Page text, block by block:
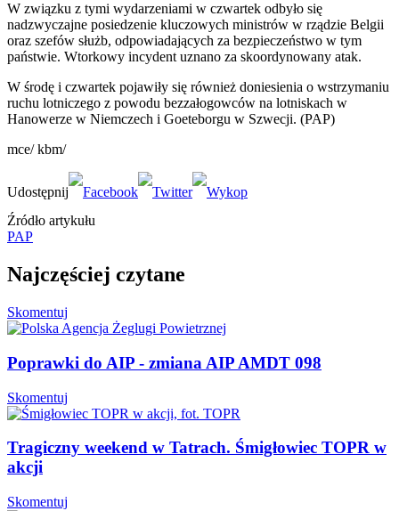
W związku z tymi wydarzeniami w czwartek odbyło się
nadzwyczajne posiedzenie kluczowych ministrów w rządzie Belgii
oraz szefów służb, odpowiadających za bezpieczeństwo w tym
państwie. Wtorkowy incydent uznano za skoordynowany atak.
W środę i czwartek pojawiły się również doniesienia o wstrzymaniu
ruchu lotniczego z powodu bezzałogowców na lotniskach w
Hanowerze w Niemczech i Goeteborgu w Szwecji. (PAP)
mce/ kbm/
Źródło artykułu
PAP
Najczęściej czytane
Skomentuj
Poprawki do AIP - zmiana AIP AMDT 098
Skomentuj
Tragiczny weekend w Tatrach. Śmigłowiec TOPR w
akcji
Skomentuj